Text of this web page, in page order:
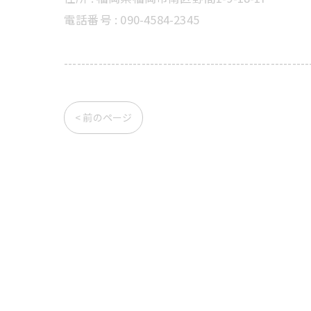
電話番号 : 090-4584-2345
< 前のページ